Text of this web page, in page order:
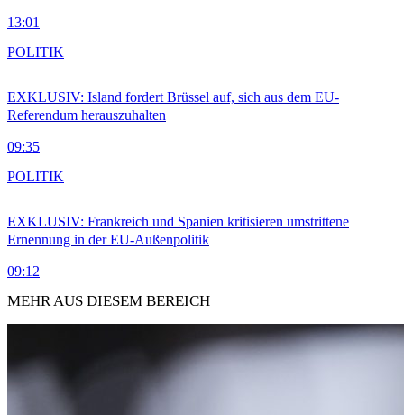
13:01
EXKLUSIV: Island fordert Brüssel auf, sich aus dem EU-
Referendum herauszuhalten
09:35
POLITIK
EXKLUSIV: Frankreich und Spanien kritisieren umstrittene
Ernennung in der EU-Außenpolitik
09:12
POLITIK
MEHR AUS DIESEM BEREICH